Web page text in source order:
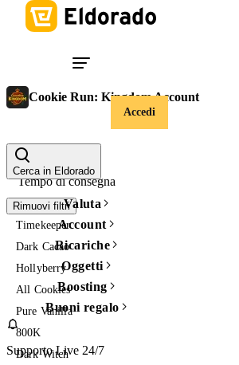
Accedi
Cerca in Eldorado
Valuta
Account
Ricariche
Oggetti
Boosting
Buoni regalo
Supporto Live 24/7
Cookie Run: Kingdom Account
Prezzo
Tempo di consegna
Rimuovi filtri
Timekeeper
Dark Cacao
Hollyberry
All Cookies
Pure Vanilla
800K
Dark Witch